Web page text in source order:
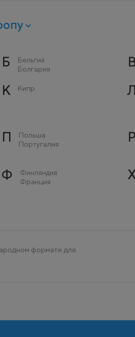
Б
Бельгия
Болгария
К Кипр Л
П
Польша
Португалия
Р
Ф
Финляндия
Франция
формате для